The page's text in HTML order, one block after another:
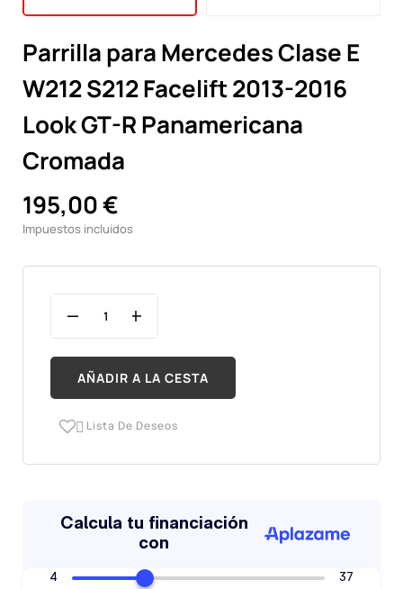
Parrilla para Mercedes Clase E
W212 S212 Facelift 2013-2016
Look GT-R Panamericana
Cromada
195,00 €
Impuestos incluidos
AÑADIR A LA CESTA
 Lista De Deseos